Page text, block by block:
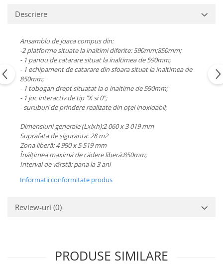
Echipamente fitness
MOBILIER URBAN
Garduri/Imprejmuiri
Cosuri de gunoi
Panouri pentru informare/Marcaje
Foisoare si pergole
Banci
Descriere
Ansamblu de joaca compus din:
-2 platforme situate la inaltimi diferite: 590mm;850mm;
- 1 panou de catarare situat la inaltimea de 590mm;
- 1 echipament de catarare din sfoara situat la inaltimea de
850mm;
- 1 tobogan drept situatat la o inaltime de 590mm;
- 1 joc interactiv de tip "X si 0";
- suruburi de prindere realizate din oțel inoxidabil;
Dimensiuni generale (Lxlxh):2 060 x 3 019 mm
Suprafata de siguranta: 28 m2
Zona liberă: 4 990 x 5 519 mm
Înălțimea maximă de cădere liberă:850mm;
Interval de vârstă: pana la 3 ani
Informatii conformitate produs
Review-uri (0)
PRODUSE SIMILARE